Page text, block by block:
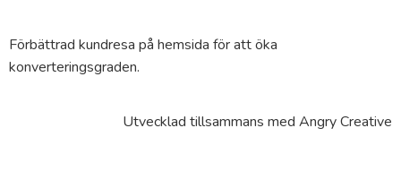
Förbättrad kundresa på hemsida för att öka
konverteringsgraden.
Utvecklad tillsammans med Angry Creative